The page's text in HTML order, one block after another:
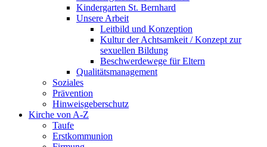
Kindergarten St. Bernhard
Unsere Arbeit
Leitbild und Konzeption
Kultur der Achtsamkeit / Konzept zur
sexuellen Bildung
Beschwerdewege für Eltern
Qualitätsmanagement
Soziales
Prävention
Hinweisgeberschutz
Kirche von A-Z
Taufe
Erst­kommunion